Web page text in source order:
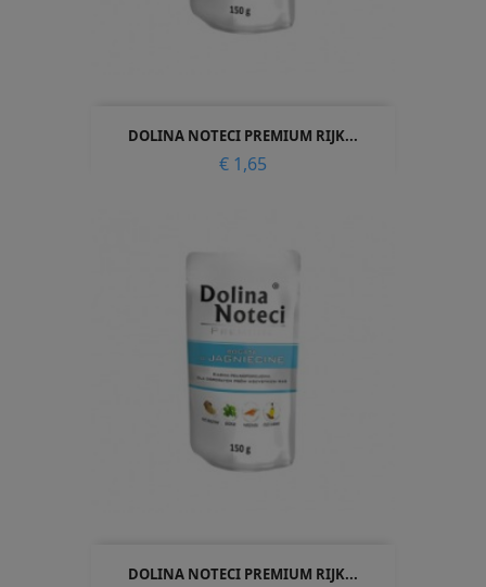
DOLINA NOTECI PREMIUM RIJK...
Prijs
€ 1,65
DOLINA NOTECI PREMIUM RIJK...